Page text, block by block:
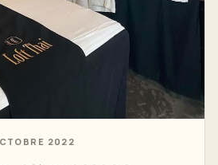
2022